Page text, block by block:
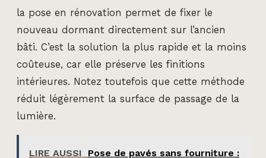
la pose en rénovation permet de fixer le
nouveau dormant directement sur l’ancien
bâti. C’est la solution la plus rapide et la moins
coûteuse, car elle préserve les finitions
intérieures. Notez toutefois que cette méthode
réduit légèrement la surface de passage de la
lumière.
LIRE AUSSI
Pose de pavés sans fourniture :